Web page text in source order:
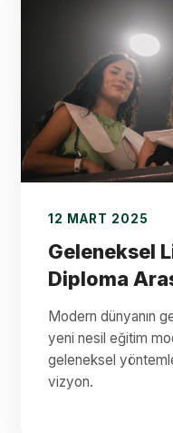
12 MART 2025
Geleneksel
Diploma
Modern dünyanın
yeni nesil eğitim
geleneksel
vizyon.